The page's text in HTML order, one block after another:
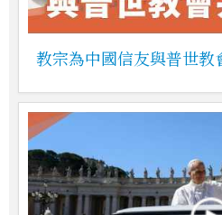
教宗為中國信友與普世教